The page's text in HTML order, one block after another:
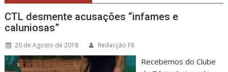
CTL desmente acusações “infames e
caluniosas”
20 de Agosto de 2018 Redacção F8
Recebemos do Clube